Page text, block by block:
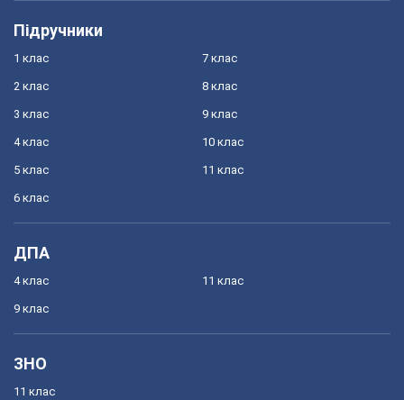
Підручники
1 клас
2 клас
3 клас
4 клас
5 клас
6 клас
7 клас
8 клас
9 клас
10 клас
11 клас
ДПА
4 клас
9 клас
11 клас
ЗНО
11 клас